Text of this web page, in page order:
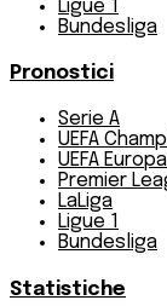
Ligue 1
Bundesliga
Pronostici
Serie A
UEFA
UEFA
Premier
LaLiga
Ligue 1
Bundesliga
Statistiche